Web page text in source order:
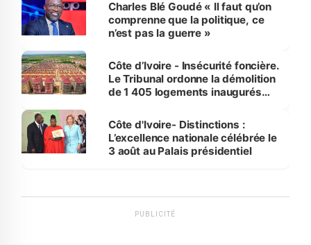
Charles Blé Goudé « Il faut qu’on
comprenne que la politique, ce
n’est pas la guerre »
Côte d’Ivoire - Insécurité foncière.
Le Tribunal ordonne la démolition
de 1 405 logements inaugurés
Bassam
Côte d'Ivoire- Distinctions :
L’excellence nationale célébrée le
3 août au Palais présidentiel
PUBLICITÉ